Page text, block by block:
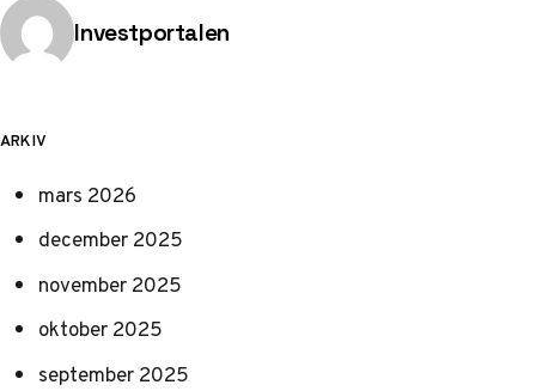
Publicerad av
Investportalen
ARKIV
mars 2026
december 2025
november 2025
oktober 2025
september 2025